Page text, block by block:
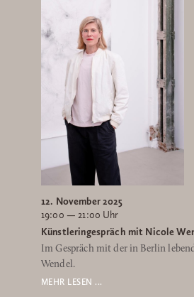
12. November 2025
19:00 — 21:00 Uhr
Künstleringespräch mit Nicole
Im Gespräch mit der in Berlin
Wendel.
MEHR LESEN ...